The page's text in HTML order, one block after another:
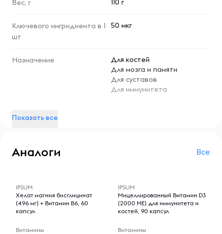
здоровый и активный образ жизни на долгие годы.
Вес, г 110 г
Ключевого ингридиента в 1
шт
50 мкг
Назначение
Для костей
Для мозга и памяти
Для суставов
Для иммунитета
Показать все
Аналоги Все
IPSUM
Хелат магния бисглицинат
(496 мг) + Витамин B6, 60
капсул
Витамины
IPSUM
Мицеллированный Витамин D3
(2000 МЕ) для иммунитета и
костей, 90 капсул
Витамины